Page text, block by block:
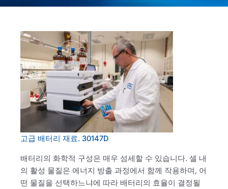
고급 배터리 재료. 30147D
배터리의 화학적 구성은 매우 섬세할 수 있습니다. 셀 내
의 활성 물질은 에너지 방출 과정에서 함께 작용하며, 어
떤 물질을 선택하느냐에 따라 배터리의 효율이 결정될